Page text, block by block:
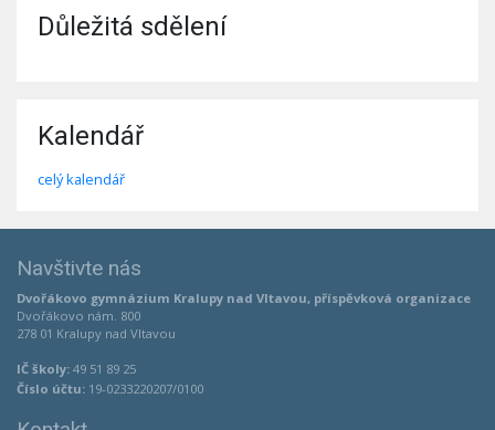
Důležitá sdělení
Kalendář
celý kalendář
Navštivte nás
Dvořákovo gymnázium Kralupy nad Vltavou, příspěvková organizace
Dvořákovo nám. 800
278 01 Kralupy nad Vltavou
IČ školy: 49 51 89 25
Číslo účtu: 19-0233220207/0100